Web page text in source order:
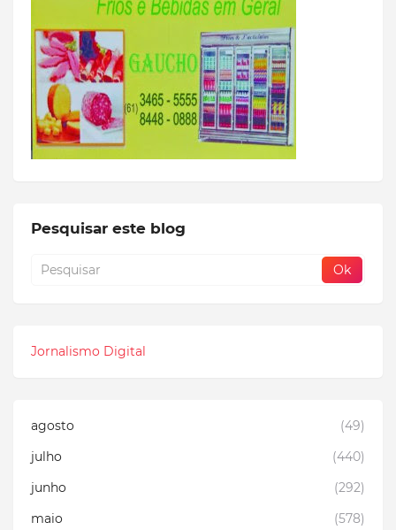
Pesquisar este blog
Jornalismo Digital
agosto
(49)
julho
(440)
junho
(292)
maio
(578)